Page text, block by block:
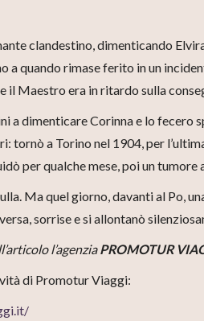
clandestino, dimenticando
a quando rimase ferito in un
il Maestro era in ritardo sulla
a dimenticare Corinna e lo fecero
tornò a Torino nel 1904, per
per qualche mese, poi un
Ma quel giorno, davanti al Po,
sorrise e si allontanò
l’agenziaPROMOTUR
di Promotur Viaggi: